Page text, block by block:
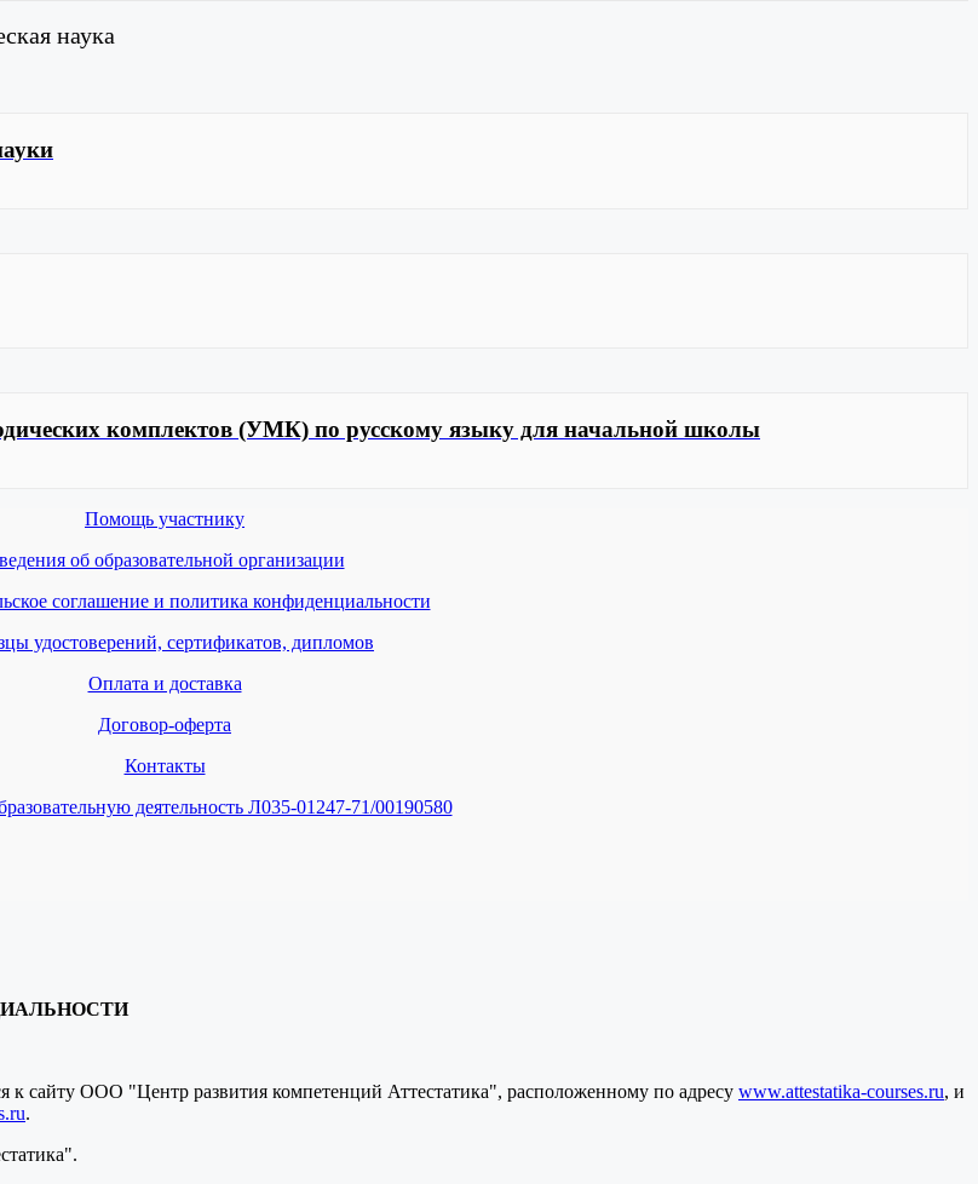
наука
комплектов (УМК) по русскому языку для начальной школы
Помощь участнику
об образовательной организации
соглашение и политика конфиденциальности
удостоверений, сертификатов, дипломов
Оплата и доставка
Договор-оферта
Контакты
деятельность Л035-01247-71/00190580
к сайту ООО "Центр развития компетенций Аттестатика", расположенному по адресу www.attestatika-courses.ru, и
.